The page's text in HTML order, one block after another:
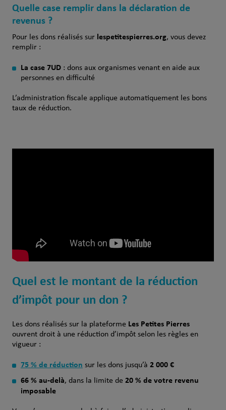
Quelle case remplir dans la déclaration de
revenus ?
Pour les dons réalisés sur lespetitespierres.org, vous devez
remplir :
La case 7UD: dons aux organismes venant en aide aux
personnes en difficulté
L’administration fiscale applique automatiquement les bons
taux de réduction.
Quel est le montant de la réduction
d’impôt pour un don ?
Les dons réalisés sur la plateforme Les Petites Pierres
ouvrent droit à une réduction d’impôt selon les règles en
vigueur :
75 % de réduction sur les dons jusqu’à 2 000 €
66 % au-delà, dans la limite de 20 % de votre revenu
imposable